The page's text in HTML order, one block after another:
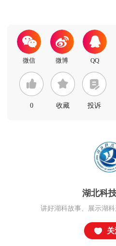
0 收藏 投诉
湖北科
讲好湖科故事、展示湖